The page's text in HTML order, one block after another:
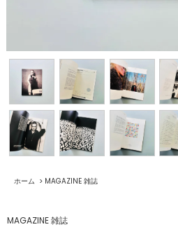
ホーム > MAGAZINE 雑誌
MAGAZINE 雑誌